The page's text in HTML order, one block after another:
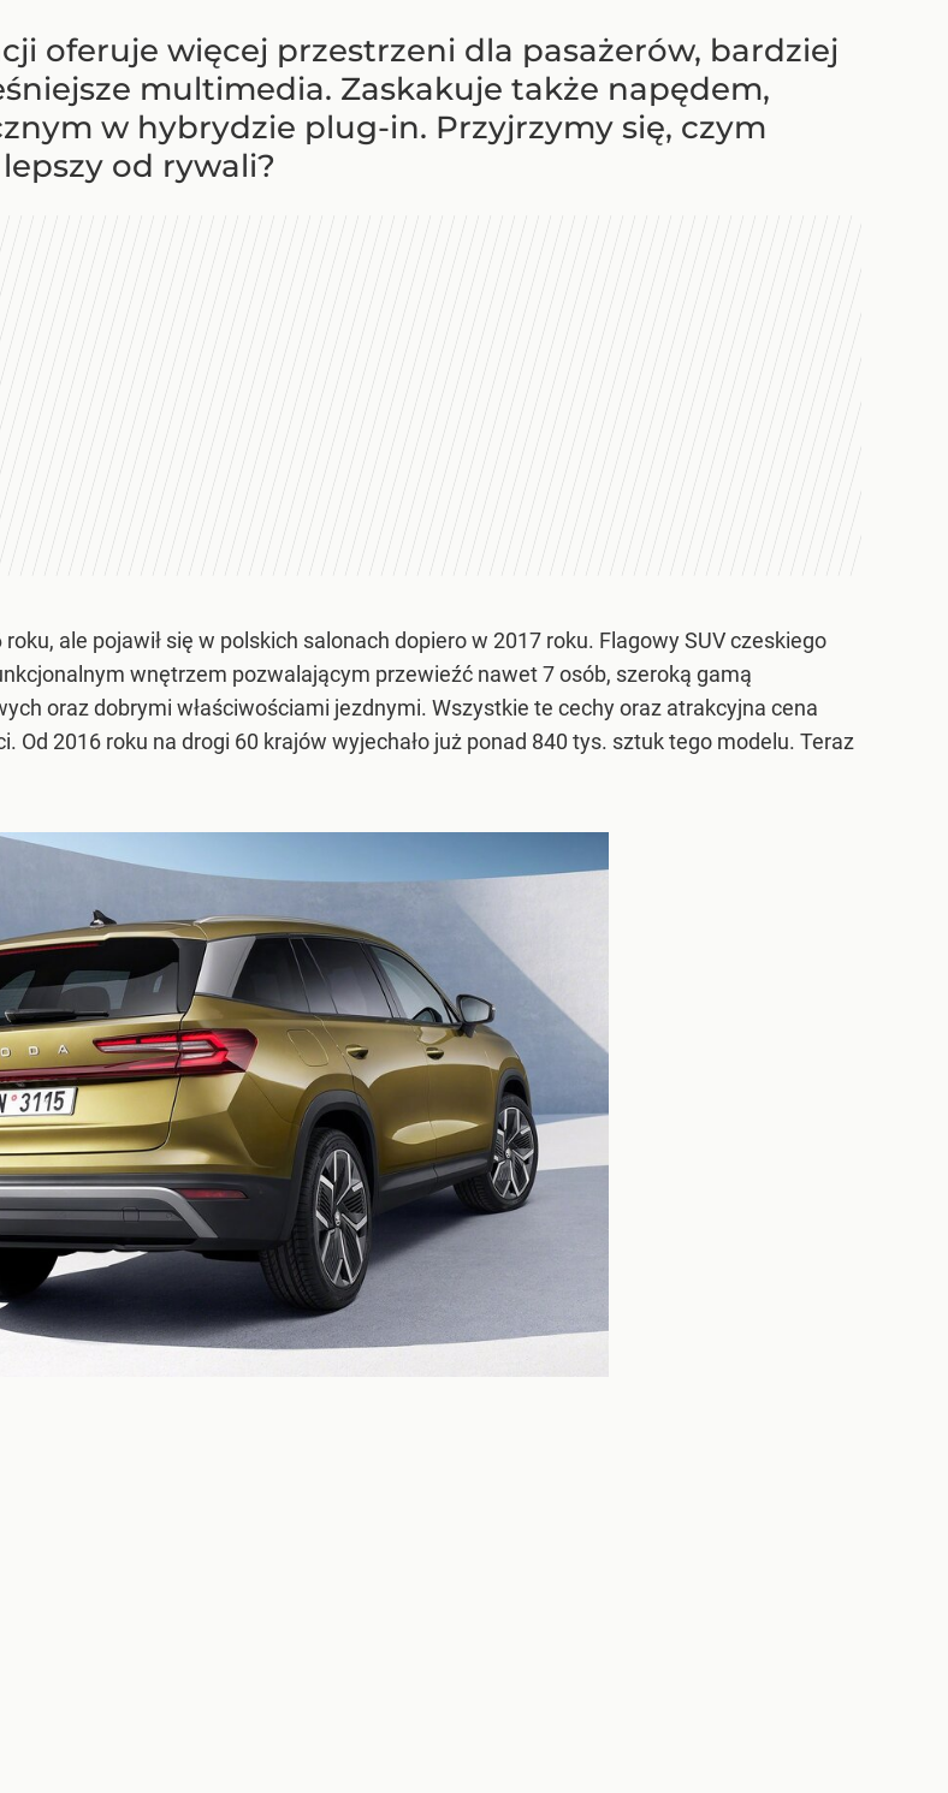
oferuje więcej przestrzeni dla pasażerów, bardziej
multimedia. Zaskakuje także napędem,
w hybrydzie plug-in. Przyjrzymy się, czym
od rywali?
ale pojawił się w polskich salonach dopiero w 2017 roku. Flagowy SUV czeskiego
wnętrzem pozwalającym przewieźć nawet 7 osób, szeroką gamą
oraz dobrymi właściwościami jezdnymi. Wszystkie te cechy oraz atrakcyjna cena
Od 2016 roku na drogi 60 krajów wyjechało już ponad 840 tys. sztuk tego modelu. Teraz